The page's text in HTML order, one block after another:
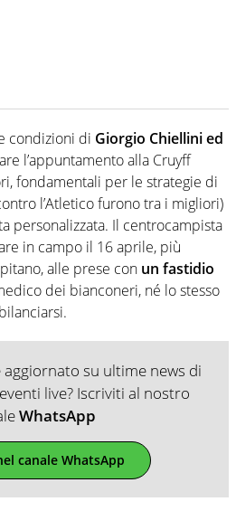
condizioni di Giorgio Chiellini ed
l’appuntamento alla Cruyff
fondamentali per le strategie di
l’Atletico furono tra i migliori)
personalizzata. Il centrocampista
in campo il 16 aprile, più
alle prese con un fastidio
dei bianconeri, né lo stesso
su ultime news di
live? Iscriviti al nostro
WhatsApp
canale WhatsApp